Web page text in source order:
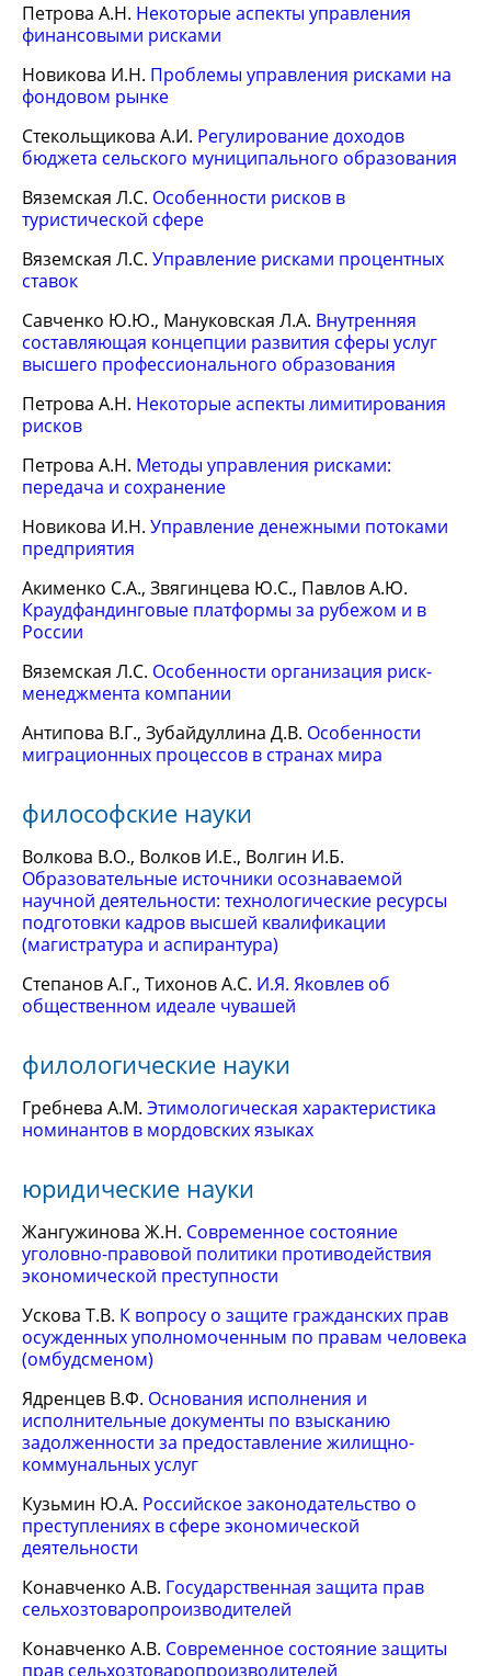
Петрова А.Н. Некоторые аспекты управления
финансовыми рисками
Новикова И.Н. Проблемы управления рисками на
фондовом рынке
Стекольщикова А.И. Регулирование доходов
бюджета сельского муниципального образования
Вяземская Л.С. Особенности рисков в
туристической сфере
Вяземская Л.С. Управление рисками процентных
ставок
Савченко Ю.Ю., Мануковская Л.А. Внутренняя
составляющая концепции развития сферы услуг
высшего профессионального образования
Петрова А.Н. Некоторые аспекты лимитирования
рисков
Петрова А.Н. Методы управления рисками:
передача и сохранение
Новикова И.Н. Управление денежными потоками
предприятия
Акименко С.А., Звягинцева Ю.С., Павлов А.Ю.
Краудфандинговые платформы за рубежом и в
России
Вяземская Л.С. Особенности организация риск-
менеджмента компании
Антипова В.Г., Зубайдуллина Д.В. Особенности
миграционных процессов в странах мира
философские науки
Волкова В.О., Волков И.Е., Волгин И.Б.
Образовательные источники осознаваемой
научной деятельности: технологические ресурсы
подготовки кадров высшей квалификации
(магистратура и аспирантура)
Степанов А.Г., Тихонов А.С. И.Я. Яковлев об
общественном идеале чувашей
филологические науки
Гребнева А.М. Этимологическая характеристика
номинантов в мордовских языках
юридические науки
Жангужинова Ж.Н. Современное состояние
уголовно-правовой политики противодействия
экономической преступности
Ускова Т.В. К вопросу о защите гражданских прав
осужденных уполномоченным по правам человека
(омбудсменом)
Ядренцев В.Ф. Основания исполнения и
исполнительные документы по взысканию
задолженности за предоставление жилищно-
коммунальных услуг
Кузьмин Ю.А. Российское законодательство о
преступлениях в сфере экономической
деятельности
Конавченко А.В. Государственная защита прав
сельхозтоваропроизводителей
Конавченко А.В. Современное состояние защиты
прав сельхозтоваропроизводителей